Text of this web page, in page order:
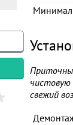
чистовую
свежий